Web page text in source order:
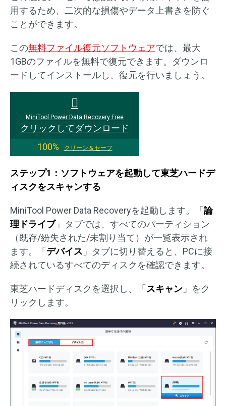
用するため、二次的な損傷やデータ上書きを防ぐ
ことができます。
この無料ファイル復元ソフトウェアでは、最大
1GBのファイルを無料で復元できます。ダウンロ
ードしてインストールし、復元を行いましょう。
MiniTool Power Data Recovery Free
クリックしてダウンロード
100%
クリーン＆セーフ
ステップ1：ソフトウェアを起動して東芝ハードデ
ィスクをスキャンする
MiniTool Power Data Recoveryを起動します。「 論
理ドライブ」タブでは、すべてのパーティション
（既存/紛失された/未割り当て）が一覧表示され
ます。「 デバイス 」タブに切り替えると、PCに接
続されているすべてのディスクを確認できます。
東芝ハードディスクを選択し、「 スキャン 」をク
リックします。